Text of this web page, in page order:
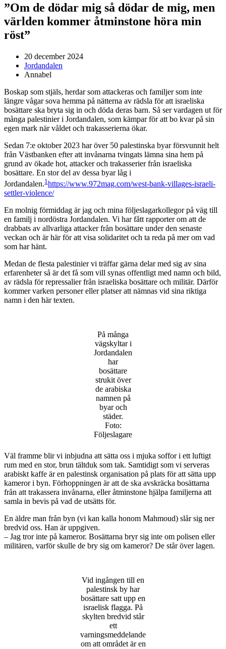
”Om de dödar mig så dödar de mig, men
världen kommer åtminstone höra min
röst”
20 december 2024
Jordandalen
Annabel
Boskap som stjäls, herdar som attackeras och familjer som inte
längre vågar sova hemma på nätterna av rädsla för att israeliska
bosättare ska bryta sig in och döda deras barn. Så ser vardagen ut för
många palestinier i Jordandalen, som kämpar för att bo kvar på sin
egen mark när våldet och trakasserierna ökar.
Sedan 7:e oktober 2023 har över 50 palestinska byar försvunnit helt
från Västbanken efter att invånarna tvingats lämna sina hem på
grund av ökade hot, attacker och trakasserier från israeliska
bosättare. En stor del av dessa byar låg i
Jordandalen.1 https://www.972mag.com/west-bank-villages-israeli-
settler-violence/
En molnig förmiddag är jag och mina följeslagarkollegor på väg till
en familj i nordöstra Jordandalen. Vi har fått rapporter om att de
drabbats av allvarliga attacker från bosättare under den senaste
veckan och är här för att visa solidaritet och ta reda på mer om vad
som har hänt.
Medan de flesta palestinier vi träffar gärna delar med sig av sina
erfarenheter så är det få som vill synas offentligt med namn och bild,
av rädsla för repressalier från israeliska bosättare och militär. Därför
kommer varken personer eller platser att nämnas vid sina riktiga
namn i den här texten.
På många
vägskyltar i
Jordandalen
har
bosättare
strukit över
de arabiska
namnen på
byar och
städer.
Foto:
Följeslagare
Väl framme blir vi inbjudna att sätta oss i mjuka soffor i ett luftigt
rum med en stor, brun tältduk som tak. Samtidigt som vi serveras
arabiskt kaffe är en palestinsk organisation på plats för att sätta upp
kameror i byn. Förhoppningen är att de ska avskräcka bosättarna
från att trakassera invånarna, eller åtminstone hjälpa familjerna att
samla in bevis på vad de utsätts för.
En äldre man från byn (vi kan kalla honom Mahmoud) slår sig ner
bredvid oss. Han är uppgiven.
– Jag tror inte på kameror. Bosättarna bryr sig inte om polisen eller
militären, varför skulle de bry sig om kameror? De står över lagen.
Vid ingången till en
palestinsk by har
bosättare satt upp en
israelisk flagga. På
skylten bredvid står
ett
varningsmeddelande
om att området är en